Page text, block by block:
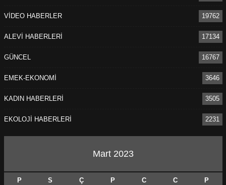
VİDEO HABERLER 19762
ALEVİ HABERLERİ 17134
GÜNCEL 16767
EMEK-EKONOMİ 3646
KADIN HABERLERİ 3505
EKOLOJİ HABERLERİ 2231
Mart 2023
P S Ç P C C P